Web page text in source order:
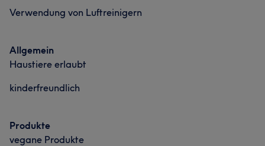
Verwendung von Luftreinigern
Allgemein
Haustiere erlaubt
kinderfreundlich
Produkte
vegane Produkte